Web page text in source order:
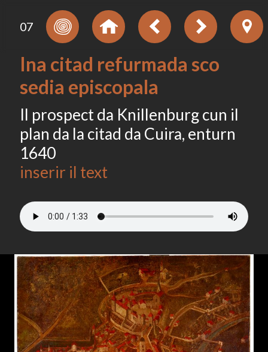
07
Ina citad refurmada sco
sedia episcopala
Il prospect da Knillenburg cun il
plan da la citad da Cuira, enturn
1640
inserir il text